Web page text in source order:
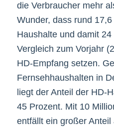
die Verbraucher mehr
Wunder, dass rund
Haushalte und damit
Vergleich zum Vorjahr
HD-Empfang setzen.
Fernsehhaushalten in
liegt der Anteil der HD-
45 Prozent. Mit 10
entfällt ein großer Anteil